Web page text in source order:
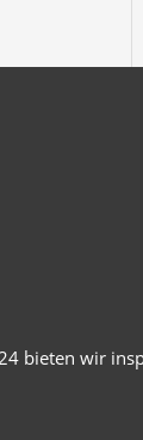
bieten wir